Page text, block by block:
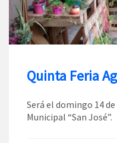
Quinta Feria
Será el domingo 14
Municipal “San José”.